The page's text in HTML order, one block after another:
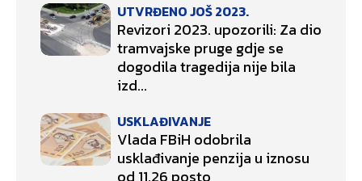
UTVRĐENO JOŠ 2023.
Revizori 2023. upozorili: Za dio
tramvajske pruge gdje se
dogodila tragedija nije bila
izd...
USKLAĐIVANJE
Vlada FBiH odobrila
usklađivanje penzija u iznosu
od 11,26 posto